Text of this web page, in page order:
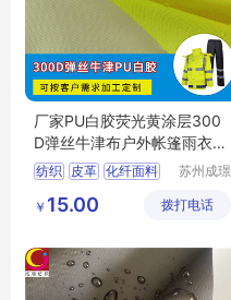
厂家PU白胶荧光黄涂层300
D弹丝牛津布户外帐篷雨衣面
料牛津布
纺织 皮革 化纤面料
苏州成璟
有限公司
￥ 15.00 拨打电话